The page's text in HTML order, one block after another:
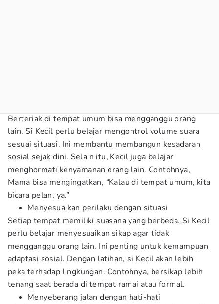
Berteriak di tempat umum bisa mengganggu orang
lain. Si Kecil perlu belajar mengontrol volume suara
sesuai situasi. Ini membantu membangun kesadaran
sosial sejak dini. Selain itu, Kecil juga belajar
menghormati kenyamanan orang lain. Contohnya,
Mama bisa mengingatkan, “Kalau di tempat umum, kita
bicara pelan, ya.”
Menyesuaikan perilaku dengan situasi
Setiap tempat memiliki suasana yang berbeda. Si Kecil
perlu belajar menyesuaikan sikap agar tidak
mengganggu orang lain. Ini penting untuk kemampuan
adaptasi sosial. Dengan latihan, si Kecil akan lebih
peka terhadap lingkungan. Contohnya, bersikap lebih
tenang saat berada di tempat ramai atau formal.
Menyeberang jalan dengan hati-hati